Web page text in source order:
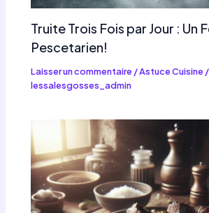
Truite Trois Fois par Jour : Un
Pescetarien!
Laisser un commentaire/Astuce Cuisine
lessalesgosses_admin